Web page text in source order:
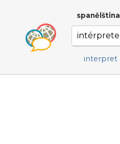
spanělština
interpret